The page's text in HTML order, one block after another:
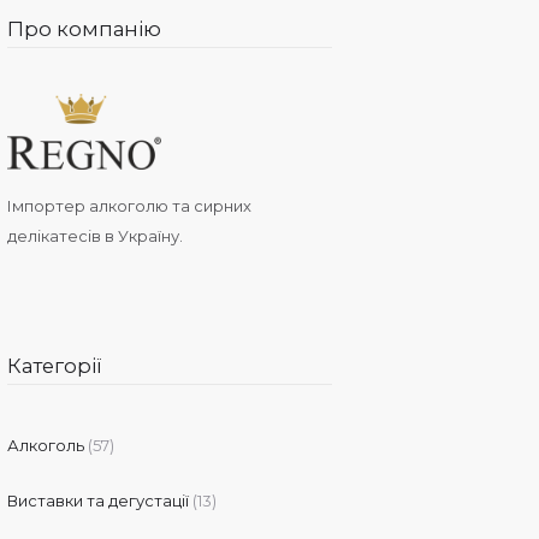
Про компанію
Імпортер алкоголю та сирних
делікатесів в Україну.
Категорії
Алкоголь (57)
Виставки та дегустації (13)